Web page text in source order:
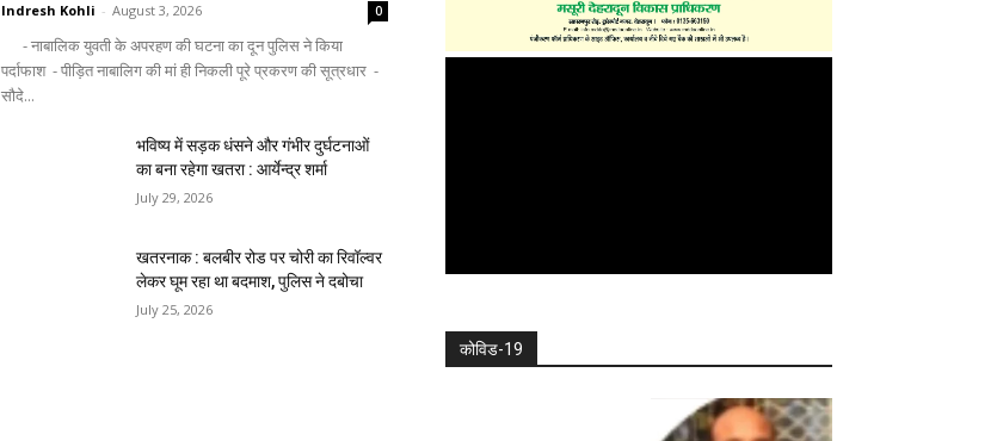
Indresh Kohli - August 3, 2026 0
- नाबालिक युवती के अपरहण की घटना का दून पुलिस ने किया
पर्दाफाश - पीड़ित नाबालिग की मां ही निकली पूरे प्रकरण की सूत्रधार -
सौदे...
भविष्य में सड़क धंसने और गंभीर दुर्घटनाओं
का बना रहेगा खतरा : आर्येन्द्र शर्मा
July 29, 2026
खतरनाक : बलबीर रोड पर चोरी का रिवॉल्वर
लेकर घूम रहा था बदमाश, पुलिस ने दबोचा
July 25, 2026
कोविड-19